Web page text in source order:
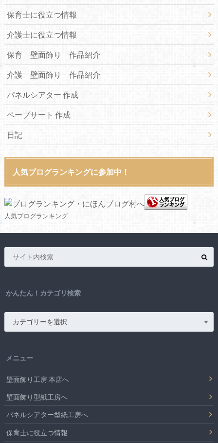
保育士に役立つ情報
介護士に役立つ情報
保育 壁面飾り 作品紹介
介護 壁面飾り 作品紹介
パネルシアター 作成
ペープサート 作成
日記
人気ブログランキングに参加中！
人気ブログランキング
かんたん！カテゴリ検索
メニュー
壁面飾り工房 本店へ
壁面飾り型紙工房へ
パネルシアター型紙工房へ
保育士に役立つ情報